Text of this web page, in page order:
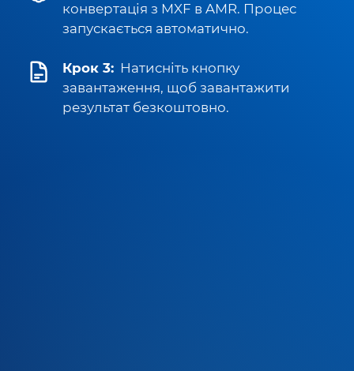
конвертація з MXF в AMR. Процес
запускається автоматично.
Крок 3: Натисніть кнопку
завантаження, щоб завантажити
результат безкоштовно.